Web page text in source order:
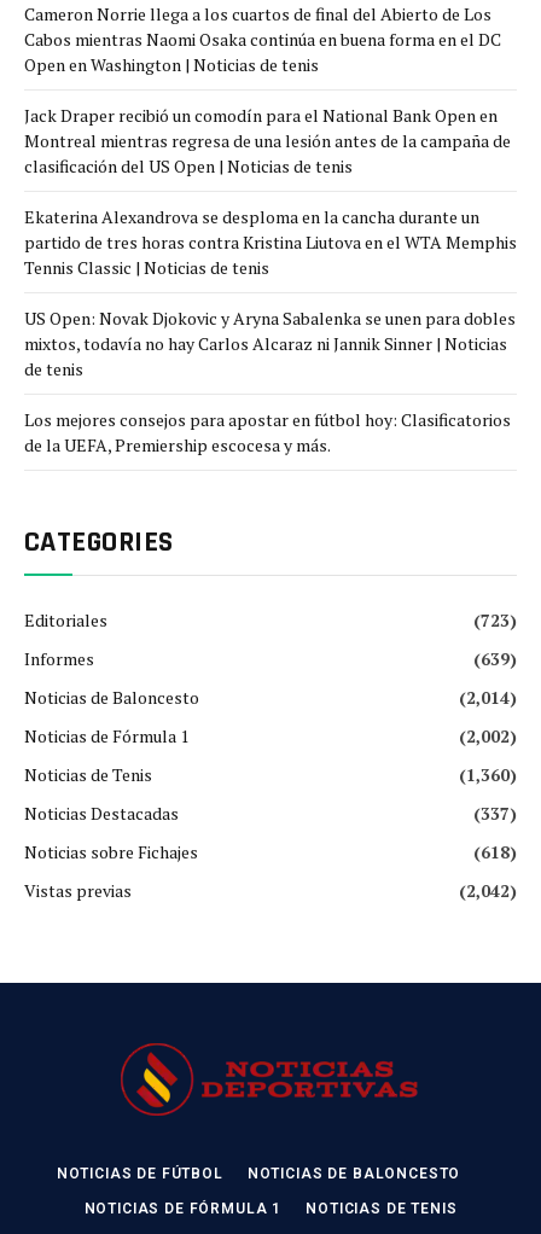
Cameron Norrie llega a los cuartos de final del Abierto de Los
Cabos mientras Naomi Osaka continúa en buena forma en el DC
Open en Washington | Noticias de tenis
Jack Draper recibió un comodín para el National Bank Open en
Montreal mientras regresa de una lesión antes de la campaña de
clasificación del US Open | Noticias de tenis
Ekaterina Alexandrova se desploma en la cancha durante un
partido de tres horas contra Kristina Liutova en el WTA Memphis
Tennis Classic | Noticias de tenis
US Open: Novak Djokovic y Aryna Sabalenka se unen para dobles
mixtos, todavía no hay Carlos Alcaraz ni Jannik Sinner | Noticias
de tenis
Los mejores consejos para apostar en fútbol hoy: Clasificatorios
de la UEFA, Premiership escocesa y más.
CATEGORIES
Editoriales
(723)
Informes
(639)
Noticias de Baloncesto
(2,014)
Noticias de Fórmula 1
(2,002)
Noticias de Tenis
(1,360)
Noticias Destacadas
(337)
Noticias sobre Fichajes
(618)
Vistas previas
(2,042)
NOTICIAS DE FÚTBOL NOTICIAS DE BALONCESTO
NOTICIAS DE FÓRMULA 1 NOTICIAS DE TENIS